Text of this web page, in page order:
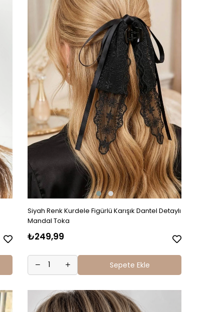
Siyah Renk Kurdele Figürlü Karışık Dantel Detaylı
Mandal Toka
₺249,99
Sepete Ekle